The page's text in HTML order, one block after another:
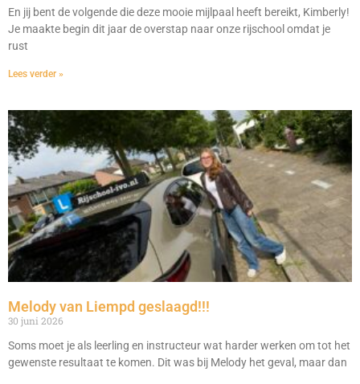
En jij bent de volgende die deze mooie mijlpaal heeft bereikt, Kimberly!
Je maakte begin dit jaar de overstap naar onze rijschool omdat je
rust
Lees verder »
Melody van Liempd geslaagd!!!
30 juni 2026
Soms moet je als leerling en instructeur wat harder werken om tot het
gewenste resultaat te komen. Dit was bij Melody het geval, maar dan